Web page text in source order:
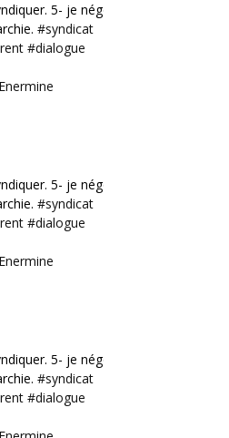
5- je négocie
#syndicat
#dialogue
5- je négocie
#syndicat
#dialogue
5- je négocie
#syndicat
#dialogue